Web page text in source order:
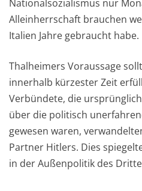
Nationalsozialismus nur
Alleinherrschaft brauchen
Italien Jahre gebraucht habe.
Thalheimers Voraussage
innerhalb kürzester Zeit
Verbündete, die
über die politisch
gewesen waren,
Partner Hitlers. Dies
in der Außenpolitik des